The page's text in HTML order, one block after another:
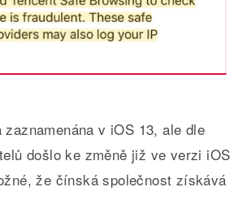
zaznamenána v iOS 13, ale dle
došlo ke změně již ve verzi iOS
že čínská společnost získává